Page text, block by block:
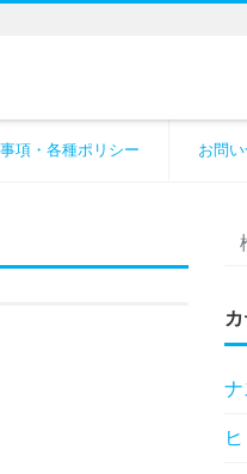
項・各種ポリシー お問
ナ